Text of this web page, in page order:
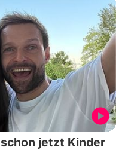
jetzt Kinder